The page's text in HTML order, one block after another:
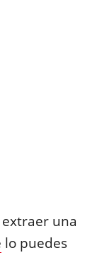
una
lo puedes